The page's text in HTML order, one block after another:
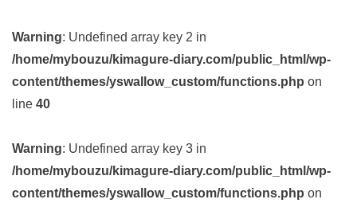
Warning: Undefined array key 2 in
/home/mybouzu/kimagure-diary.com/public_html/wp-
content/themes/yswallow_custom/functions.php on
line 40
Warning: Undefined array key 3 in
/home/mybouzu/kimagure-diary.com/public_html/wp-
content/themes/yswallow_custom/functions.php on